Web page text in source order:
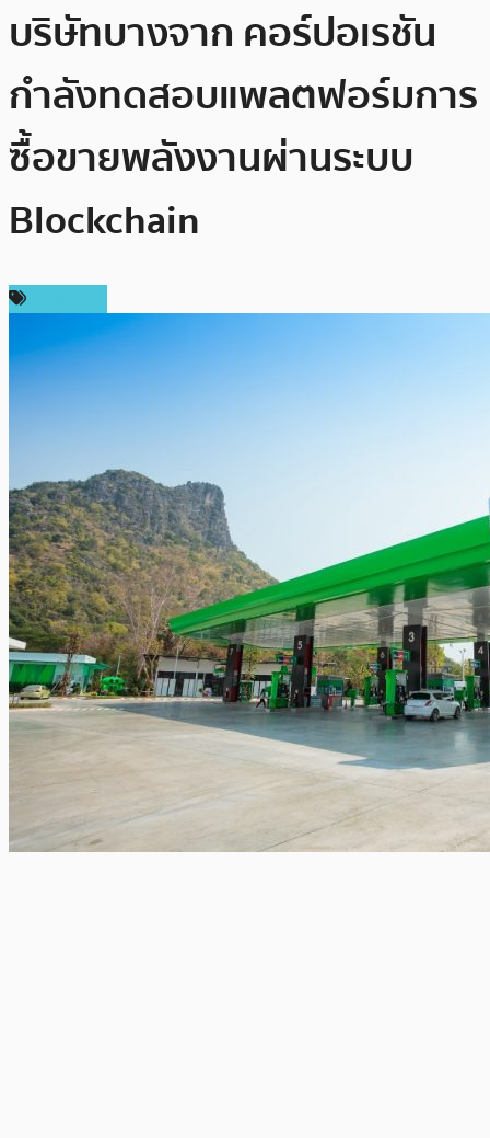
บริษัทบางจาก คอร์ปอเรชัน
กำลังทดสอบแพลตฟอร์มการ
ซื้อขายพลังงานผ่านระบบ
Blockchain